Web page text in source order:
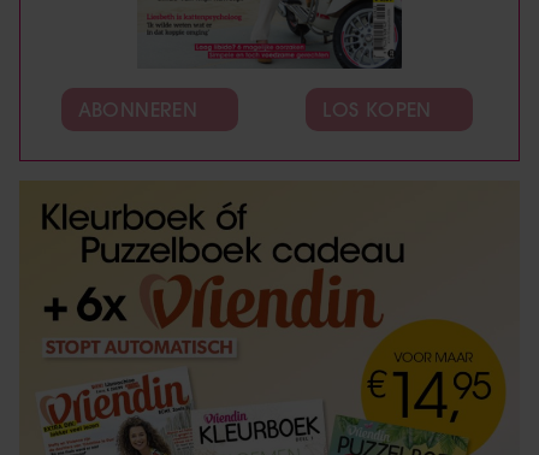
ABONNEREN LOS KOPEN